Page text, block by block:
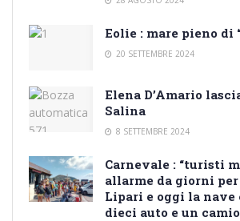
Eolie : mare pieno di
20 SETTEMBRE 2024
Elena D’Amario
Salina
8 SETTEMBRE 2024
Carnevale : “turisti
allarme da giorni
Lipari e oggi la nave
dieci auto e un